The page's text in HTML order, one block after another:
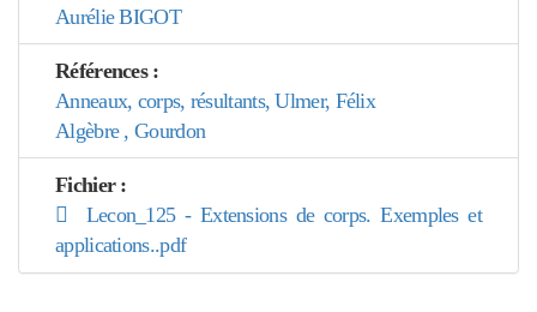
Aurélie BIGOT
Références :
Anneaux, corps, résultants, Ulmer, Félix
Algèbre , Gourdon
Fichier :
Lecon_125 - Extensions de corps. Exemples et
applications..pdf